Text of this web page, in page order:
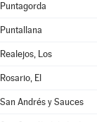
Puntagorda
Puntallana
Realejos, Los
Rosario, El
San Andrés y Sauces